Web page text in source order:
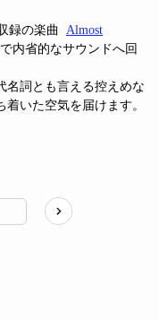
録の楽曲 Almost
内省的なサウンドへ回
名詞とも言える控えめな
いた空気を届けます。